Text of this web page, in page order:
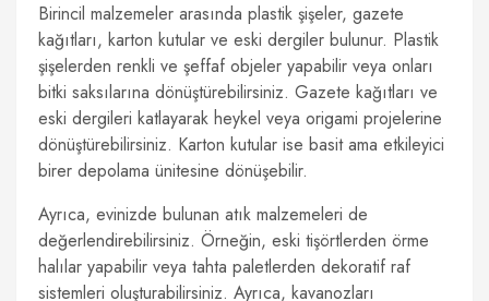
Birincil malzemeler arasında plastik şişeler, gazete
kağıtları, karton kutular ve eski dergiler bulunur. Plastik
şişelerden renkli ve şeffaf objeler yapabilir veya onları
bitki saksılarına dönüştürebilirsiniz. Gazete kağıtları ve
eski dergileri katlayarak heykel veya origami projelerine
dönüştürebilirsiniz. Karton kutular ise basit ama etkileyici
birer depolama ünitesine dönüşebilir.
Ayrıca, evinizde bulunan atık malzemeleri de
değerlendirebilirsiniz. Örneğin, eski tişörtlerden örme
halılar yapabilir veya tahta paletlerden dekoratif raf
sistemleri oluşturabilirsiniz. Ayrıca, kavanozları